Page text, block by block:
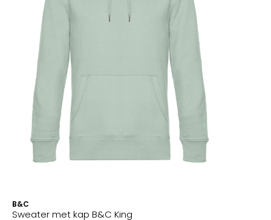
B&C
Sweater met kap B&C King